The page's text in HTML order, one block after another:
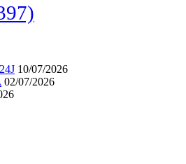
10/07/2026
02/07/2026